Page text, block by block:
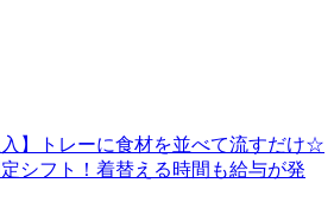
入】トレーに食材を並べて流すだけ☆
シフト！着替える時間も給与が発